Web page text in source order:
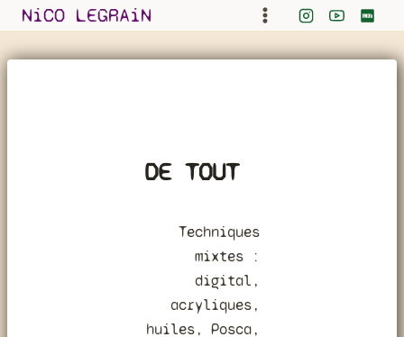
Skip
to
content
NiCO LEGRAiN
DE TOUT
Techniques
mixtes :
digital,
acryliques,
huiles, Posca,